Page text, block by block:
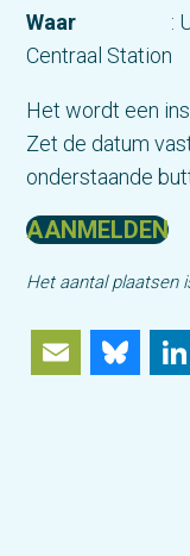
Waar :
Centraal Station
Het wordt een
Zet de datum
onderstaande
AANMELDEN
Het aantal plaatsen
Email